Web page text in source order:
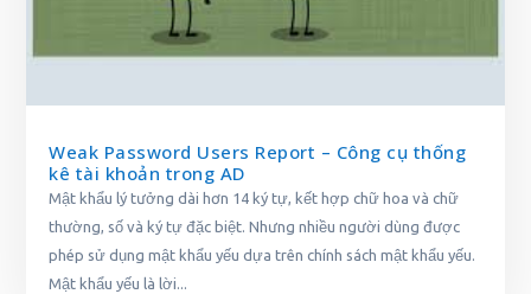
Weak Password Users Report – Công cụ thống
kê tài khoản trong AD
Mật khẩu lý tưởng dài hơn 14 ký tự, kết hợp chữ hoa và chữ
thường, số và ký tự đặc biệt. Nhưng nhiều người dùng được
phép sử dụng mật khẩu yếu dựa trên chính sách mật khẩu yếu.
Mật khẩu yếu là lời...